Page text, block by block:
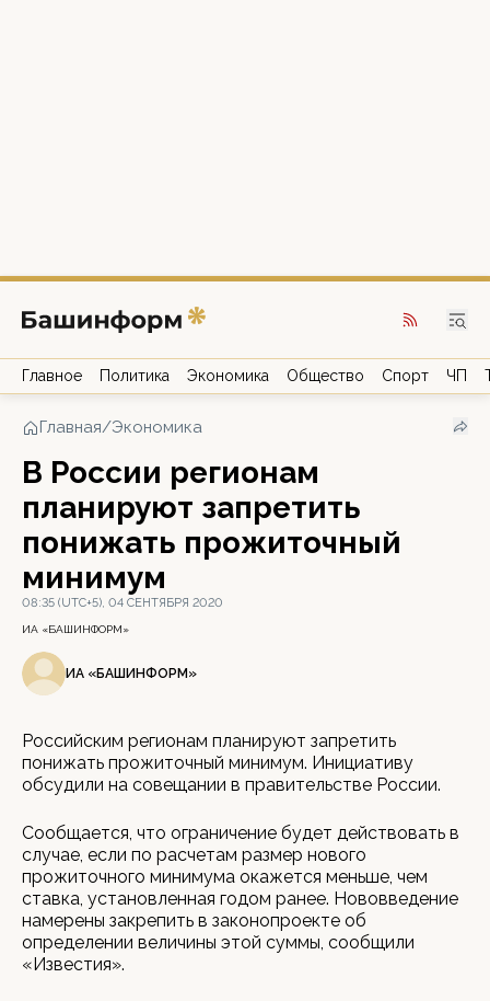
Главное Политика Экономика Общество Спорт ЧП
Главная/Экономика
В России регионам
планируют запретить
понижать прожиточный
минимум
08:35 (UTC+5), 04 СЕНТЯБРЯ 2020
ИА «БАШИНФОРМ»
ИА «БАШИНФОРМ»
Российским регионам планируют запретить
понижать прожиточный минимум. Инициативу
обсудили на совещании в правительстве России.
Сообщается, что ограничение будет действовать в
случае, если по расчетам размер нового
прожиточного минимума окажется меньше, чем
ставка, установленная годом ранее. Нововведение
намерены закрепить в законопроекте об
определении величины этой суммы, сообщили
«Известия».